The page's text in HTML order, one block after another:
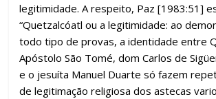
legitimidade. A respeito, Paz [1983:51]
“Quetzalcóatl ou a legitimidade: ao
todo tipo de provas, a identidade entre
Apóstolo São Tomé, dom Carlos de
e o jesuíta Manuel Duarte só fazem
de legitimação religiosa dos astecas